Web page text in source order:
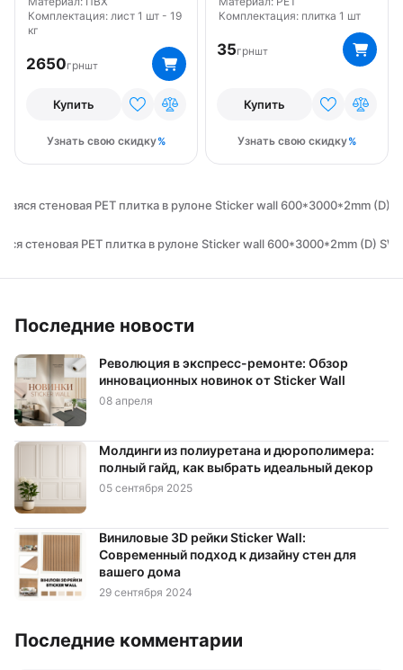
Комплектация: лист 1 шт - 19
кг
2650грншт
Купить
Узнать свою скидку
Комплектация: плитка 1 шт
35грншт
Купить
Узнать свою скидку
стеновая PET плитка в рулоне Sticker wall 600*3000*2mm (D)
стеновая PET плитка в рулоне Sticker wall 600*3000*2mm (D)
Последние новости
Революция в экспресс-ремонте: Обзор
инновационных новинок от Sticker Wall
08 апреля
Молдинги из полиуретана и дюрополимера:
полный гайд, как выбрать идеальный декор
05 сентября 2025
Виниловые 3D рейки Sticker Wall:
Современный подход к дизайну стен для
вашего дома
29 сентября 2024
Последние комментарии